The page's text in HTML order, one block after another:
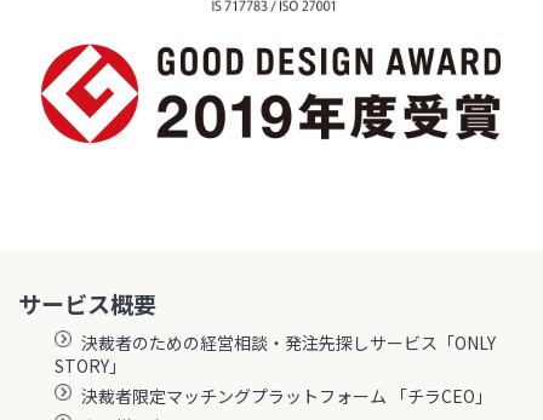
サービス概要
決裁者のための経営相談・発注先探しサービス「ONLY
STORY」
決裁者限定マッチングプラットフォーム 「チラCEO」